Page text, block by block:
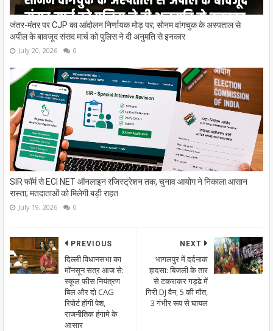
जंतर-मंतर पर CJP का आंदोलन निर्णायक मोड़ पर; सोनम वांगचुक के अस्पताल से
अपील के बावजूद संसद मार्च को पुलिस ने दी अनुमति से इनकार
July 20, 2026 0
SIR फॉर्म से ECI NET ऑनलाइन रजिस्ट्रेशन तक, चुनाव आयोग ने निकाला आसान
रास्ता; मतदाताओं को मिलेगी बड़ी राहत
July 19, 2026 0
NEXT
भागलपुर में दर्दनाक
हादसा: बिजली के तार
से टकराकर गड्ढे में
गिरी DJ वैन, 5 की मौत,
3 गंभीर रूप से घायल
PREVIOUS
दिल्ली विधानसभा का
मॉनसून सत्र आज से:
स्कूल फीस नियंत्रण
बिल और दो CAG
रिपोर्ट होंगी पेश,
राजनीतिक हंगामे के
आसार